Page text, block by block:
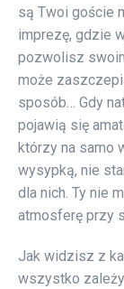
są Twoi goście
imprezę, gdzie
pozwolisz
może
sposób… Gdy
pojawią się
którzy na samo
wysypką, nie
dla nich. Ty nie
atmosferę przy
Jak widzisz z
wszystko